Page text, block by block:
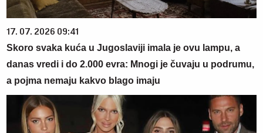
17. 07. 2026 09:41
Skoro svaka kuća u Jugoslaviji imala je ovu lampu, a
danas vredi i do 2.000 evra: Mnogi je čuvaju u podrumu,
a pojma nemaju kakvo blago imaju